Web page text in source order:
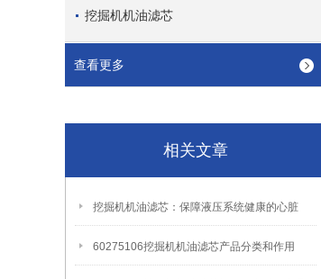
挖掘机机油滤芯
查看更多
相关文章
挖掘机机油滤芯：保障液压系统健康的心脏
60275106挖掘机机油滤芯产品分类和作用